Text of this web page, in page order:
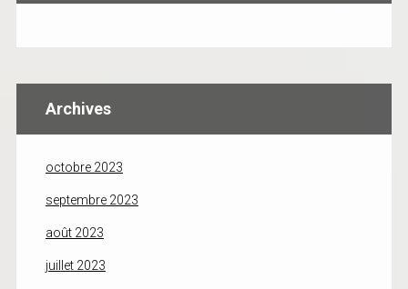
Archives
octobre 2023
septembre 2023
août 2023
juillet 2023